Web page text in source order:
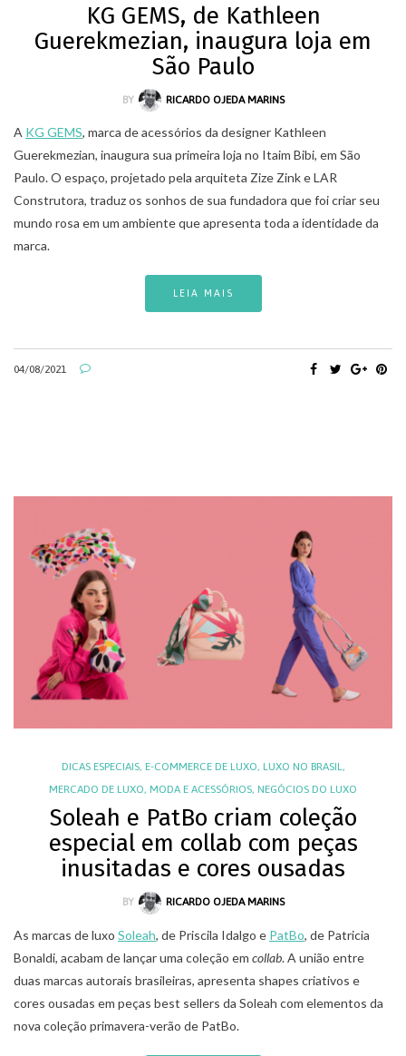
KG GEMS, de Kathleen
Guerekmezian, inaugura loja em
São Paulo
BY RICARDO OJEDA MARINS
A KG GEMS, marca de acessórios da designer Kathleen
Guerekmezian, inaugura sua primeira loja no Itaim Bibi, em São
Paulo. O espaço, projetado pela arquiteta Zize Zink e LAR
Construtora, traduz os sonhos de sua fundadora que foi criar seu
mundo rosa em um ambiente que apresenta toda a identidade da
marca.
LEIA MAIS
04/08/2021
DICAS ESPECIAIS, E-COMMERCE DE LUXO, LUXO NO BRASIL,
MERCADO DE LUXO, MODA E ACESSÓRIOS, NEGÓCIOS DO LUXO
Soleah e PatBo criam coleção
especial em collab com peças
inusitadas e cores ousadas
BY RICARDO OJEDA MARINS
As marcas de luxo Soleah, de Priscila Idalgo e PatBo, de Patricia
Bonaldi, acabam de lançar uma coleção em collab. A união entre
duas marcas autorais brasileiras, apresenta shapes criativos e
cores ousadas em peças best sellers da Soleah com elementos da
nova coleção primavera-verão de PatBo.